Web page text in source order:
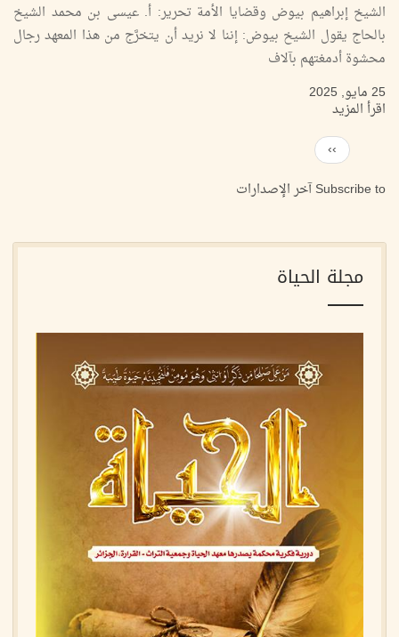
الشيخ إبراهيم بيوض وقضايا الأمة تحرير: أ. عيسى بن محمد الشيخ
بالحاج يقول الشيخ بيوض: إننا لا نريد أن يتخرَّج من هذا المعهد رجال
محشوة أدمغتهم بآلاف
25 مايو, 2025
اقرأ المزيد
Pagination
Next
page
››
Subscribe to آخر الإصدارات
مجلة الحياة